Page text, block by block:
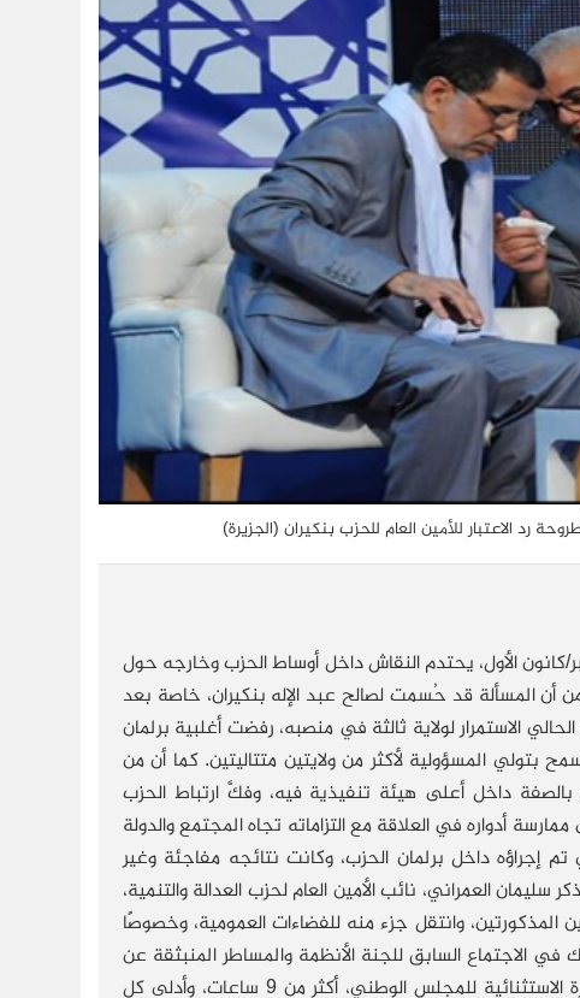
رد الاعتبار للأمين العام للحزب بنكيران (الجزيرة)
المؤتمر الثامن لحزب العدالة والتنمية يومي 9 و10 ديسمبر/كانون الأول، يحتدم النقاش داخل أوساط الحزب وخارجه حول
أن المسألة قد حُسمت لصالح عبد الإله بنكيران، خاصة بعد
يتيح للأمين الحالي الاستمرار لولاية ثالثة في منصبه، رفضت أغلبية برلمان
القانون الأساسي التي تسمح بتولي المسؤولية لأكثر من ولايتين متتاليتين. كما أن من
داخل أعلى هيئة تنفيذية فيه، وفكَّ ارتباط الحزب
أدواره في العلاقة مع التزاماته تجاه المجتمع والدولة
إجراؤه داخل برلمان الحزب، وكانت نتائجه مفاجئة وغير
العمراني، نائب الأمين العام لحزب العدالة والتنمية،
وانتقل جزء منه للفضاءات العمومية، وخصوصًا
في الاجتماع السابق للجنة الأنظمة والمساطر المنبثقة عن
المجلس الوطني، مسجِّلًا أن "النقاش بشأن المادتين استغرق خلال الدورة الاستثنائية للمجلس الوطني، أكثر من 9 ساعات، وأدلى كل